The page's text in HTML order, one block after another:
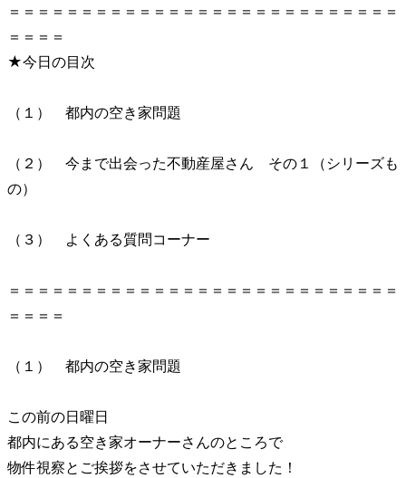
＝＝＝＝＝＝＝＝＝＝＝＝＝＝＝＝＝＝＝＝＝＝＝＝＝＝＝
＝＝＝＝
★今日の目次
（１） 都内の空き家問題
（２） 今まで出会った不動産屋さん その１（シリーズも
の）
（３） よくある質問コーナー
＝＝＝＝＝＝＝＝＝＝＝＝＝＝＝＝＝＝＝＝＝＝＝＝＝＝＝
＝＝＝＝
（１） 都内の空き家問題
この前の日曜日
都内にある空き家オーナーさんのところで
物件視察とご挨拶をさせていただきました！